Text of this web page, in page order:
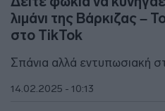
λιμάνι της Βάρκιζας –
στο TikTok
Σπάνια αλλά εντυπωσιακή
14.02.2025 - 10:13